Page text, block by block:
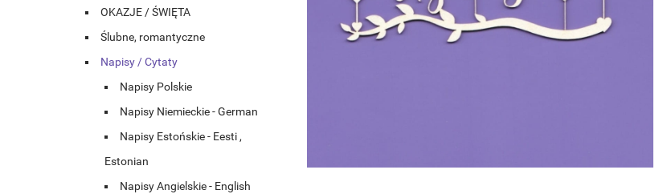
OKAZJE / ŚWIĘTA
Ślubne, romantyczne
Napisy / Cytaty
Napisy Polskie
Napisy Niemieckie - German
Napisy Estońskie - Eesti ,
Estonian
Napisy Angielskie - English